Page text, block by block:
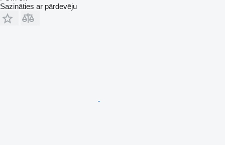
Sazināties ar pārdevēju